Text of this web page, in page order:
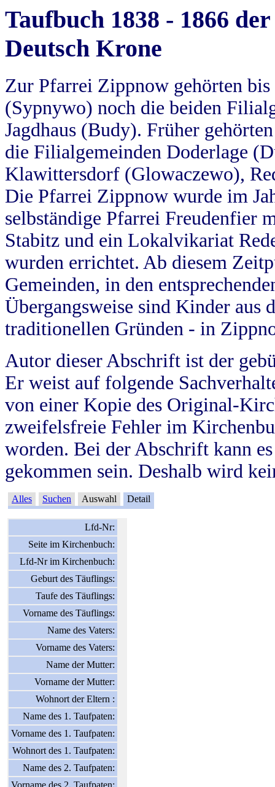
Taufbuch 1838 - 1866
Deutsch Krone
Zur Pfarrei Zippnow gehörten
(Sypnywo) noch die beiden
Jagdhaus (Budy). Früher
die Filialgemeinden Doderlage
Klawittersdorf (Glowaczewo),
Die Pfarrei Zippnow wurde im
selbständige Pfarrei Freudenfier
Stabitz und ein Lokalvikariat
wurden errichtet. Ab diesem
Gemeinden, in den
Übergangsweise sind Kinder aus
traditionellen Gründen - in
Autor dieser Abschrift ist der
Er weist auf folgende
von einer Kopie des Original-
zweifelsfreie Fehler im
worden. Bei der Abschrift kann
gekommen sein. Deshalb wird
Alles Suchen Auswahl Detail
Lfd-Nr:
Seite im Kirchenbuch:
Lfd-Nr im Kirchenbuch:
Geburt des Täuflings:
Taufe des Täuflings:
Vorname des Täuflings:
Name des Vaters:
Vorname des Vaters:
Name der Mutter:
Vorname der Mutter:
Wohnort der Eltern :
Name des 1. Taufpaten:
Vorname des 1. Taufpaten:
Wohnort des 1. Taufpaten:
Name des 2. Taufpaten:
Vorname des 2. Taufpaten: